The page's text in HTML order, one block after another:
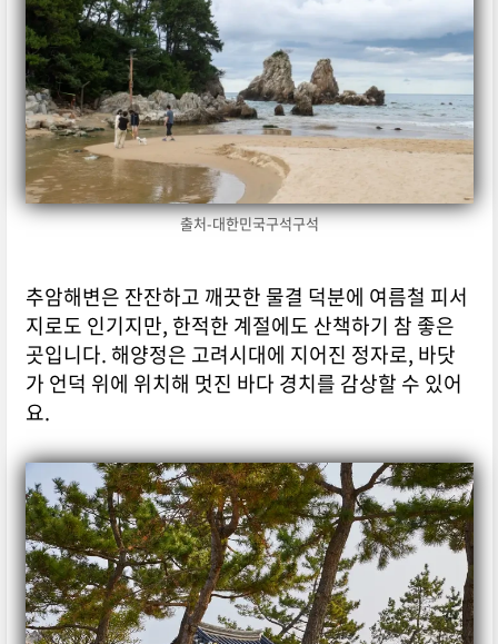
출처-대한민국구석구석
추암해변은 잔잔하고 깨끗한 물결 덕분에 여름철 피서
지로도 인기지만, 한적한 계절에도 산책하기 참 좋은
곳입니다. 해양정은 고려시대에 지어진 정자로, 바닷
가 언덕 위에 위치해 멋진 바다 경치를 감상할 수 있어
요.